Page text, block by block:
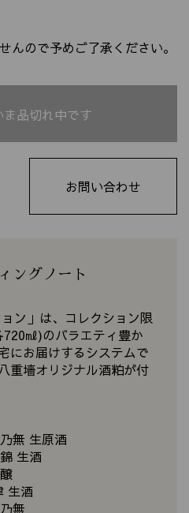
ので予めご了承ください。
ま品切れ中です
お問い合わせ
ングノート
ン」は、コレクション限
㎖)のバラエティ豊か
にお届けするシステムで
重墻オリジナル酒粕が付
無 生原酒
生酒
生酒
無